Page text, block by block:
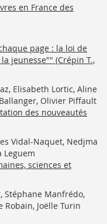
en France des
page : la loi de
jeunesse"" (Crépin T.,
Elisabeth Lortic, Aline
Olivier Piffault
des nouveautés
Vidal-Naquet, Nedjma
Leguem
sciences et
Stéphane Manfrédo,
Joëlle Turin